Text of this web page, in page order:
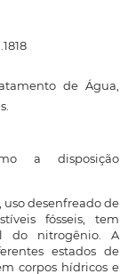
de Água,
a disposição
desenfreado de
fósseis, tem
do nitrogênio. A
estados de
corpos hídricos e